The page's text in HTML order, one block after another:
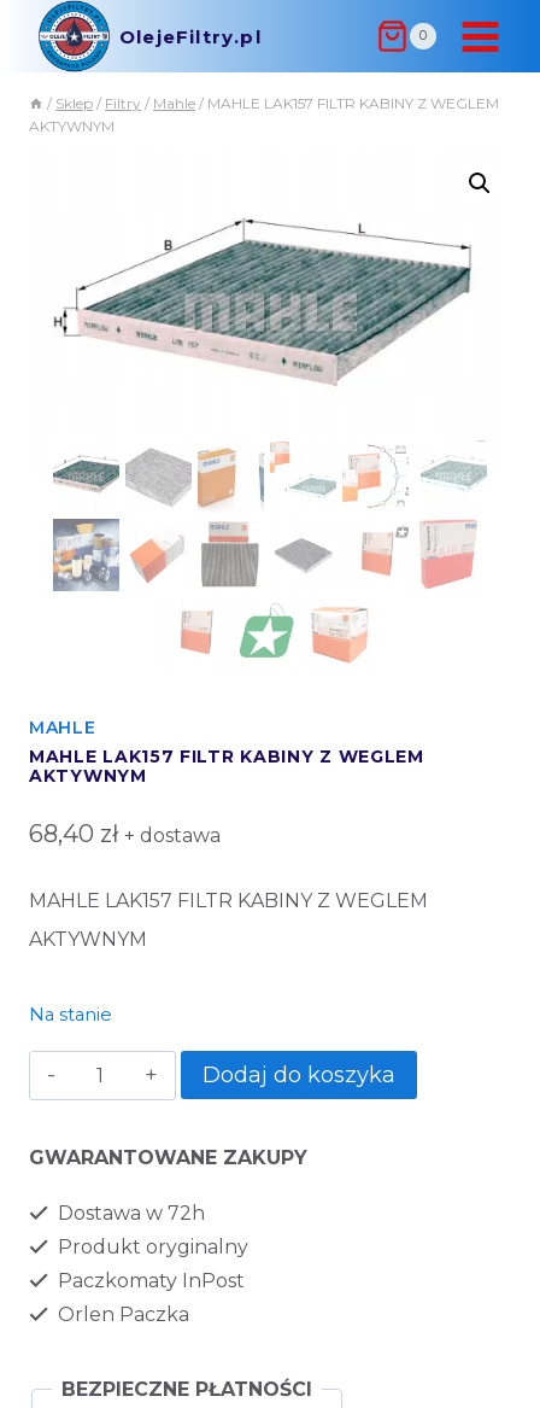
OlejeFiltry.pl 0
/ Sklep / Filtry / Mahle / MAHLE LAK157 FILTR KABINY Z WEGLEM
AKTYWNYM
MAHLE
MAHLE LAK157 FILTR KABINY Z WEGLEM
AKTYWNYM
68,40 zł + dostawa
MAHLE LAK157 FILTR KABINY Z WEGLEM
AKTYWNYM
Na stanie
Dodaj do koszyka
GWARANTOWANE ZAKUPY
Dostawa w 72h
Produkt oryginalny
Paczkomaty InPost
Orlen Paczka
BEZPIECZNE PŁATNOŚCI